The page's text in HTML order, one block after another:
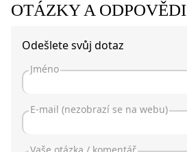
OTÁZKY A ODPOVĚDI
Odešlete svůj dotaz